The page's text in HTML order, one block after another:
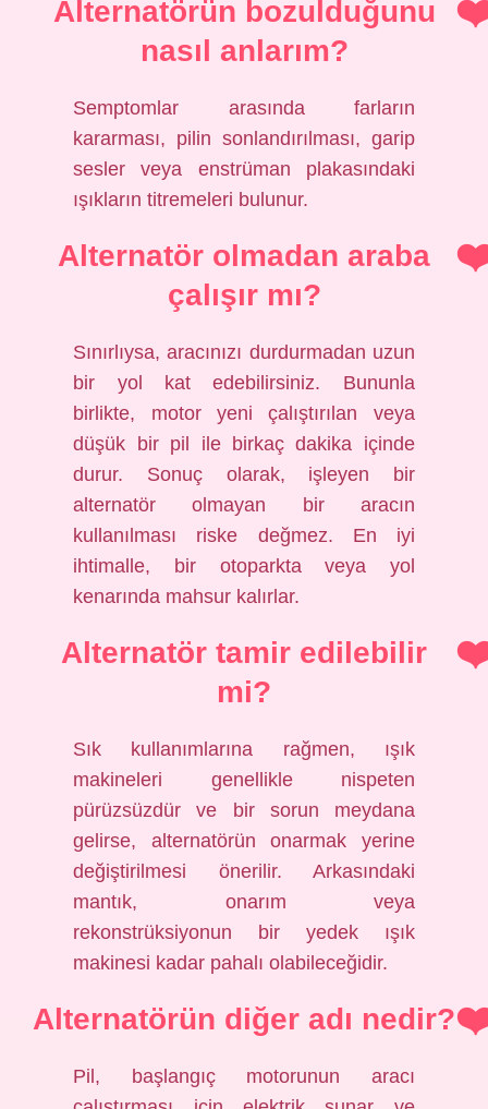
Alternatörün bozulduğunu
nasıl anlarım?
Semptomlar arasında farların
kararması, pilin sonlandırılması, garip
sesler veya enstrüman plakasındaki
ışıkların titremeleri bulunur.
Alternatör olmadan araba
çalışır mı?
Sınırlıysa, aracınızı durdurmadan uzun
bir yol kat edebilirsiniz. Bununla
birlikte, motor yeni çalıştırılan veya
düşük bir pil ile birkaç dakika içinde
durur. Sonuç olarak, işleyen bir
alternatör olmayan bir aracın
kullanılması riske değmez. En iyi
ihtimalle, bir otoparkta veya yol
kenarında mahsur kalırlar.
Alternatör tamir edilebilir
mi?
Sık kullanımlarına rağmen, ışık
makineleri genellikle nispeten
pürüzsüzdür ve bir sorun meydana
gelirse, alternatörün onarmak yerine
değiştirilmesi önerilir. Arkasındaki
mantık, onarım veya
rekonstrüksiyonun bir yedek ışık
makinesi kadar pahalı olabileceğidir.
Alternatörün diğer adı nedir?
Pil, başlangıç ​​motorunun aracı